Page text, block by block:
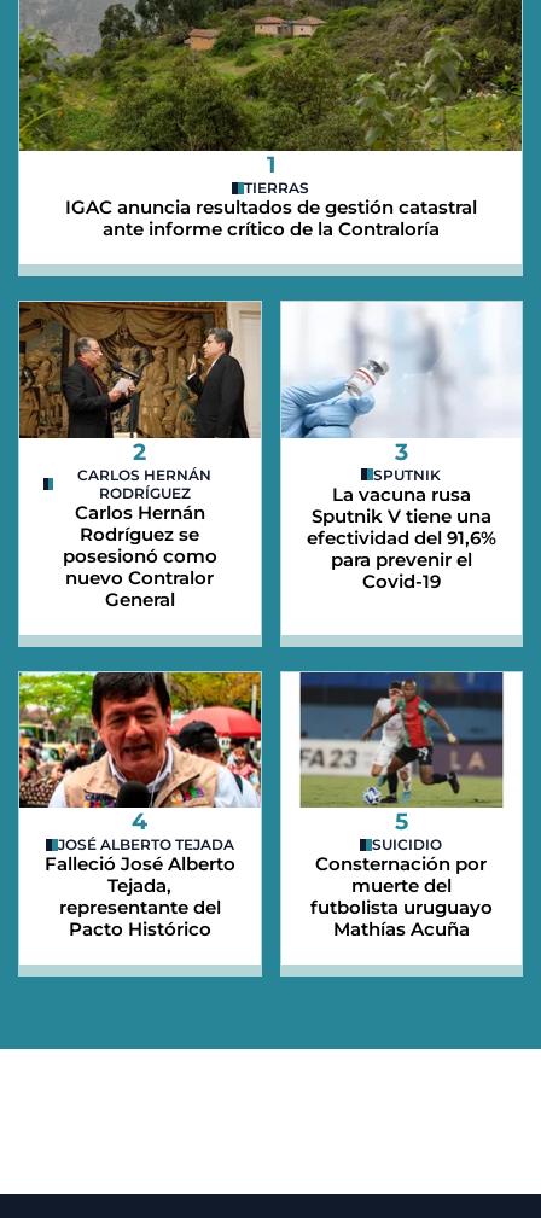
1
TIERRAS
IGAC anuncia resultados de gestión catastral
ante informe crítico de la Contraloría
2
CARLOS HERNÁN
RODRÍGUEZ
Carlos Hernán
Rodríguez se
posesionó como
nuevo Contralor
General
3
SPUTNIK
La vacuna rusa
Sputnik V tiene una
efectividad del 91,6%
para prevenir el
Covid-19
4
JOSÉ ALBERTO TEJADA
Falleció José Alberto
Tejada,
representante del
Pacto Histórico
5
SUICIDIO
Consternación por
muerte del
futbolista uruguayo
Mathías Acuña